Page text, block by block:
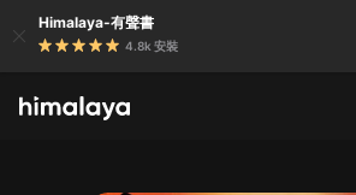
Himalaya-有聲書
4.8k 安裝